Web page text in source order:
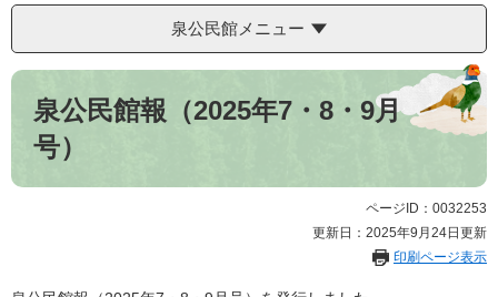
文
泉公民館メニュー
本
泉公民館報（2025年7・8・9月
号）
ページID：0032253
更新日：2025年9月24日更新
印刷ページ表示